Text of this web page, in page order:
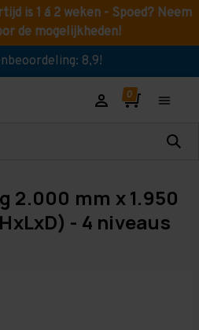
is 1 á 2 weken - Spoed? Neem
de mogelijkheden!
8,9!
2.000 mm x 1.950
- 4 niveaus